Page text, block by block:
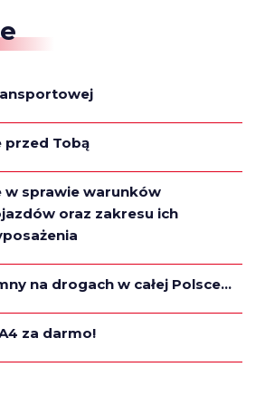
przed Tobą
w sprawie warunków
oraz zakresu ich
na drogach w całej Polsce…
za darmo!